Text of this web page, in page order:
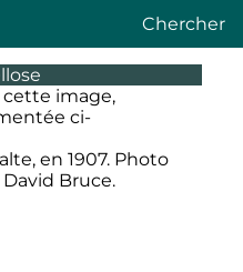
Chercher
en 1907. Photo
Bruce.